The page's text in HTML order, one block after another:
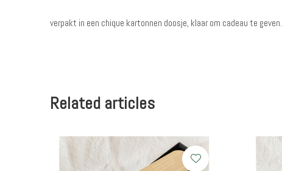
verpakt in een chique kartonnen doosje, klaar om cadeau te geven.
Related articles